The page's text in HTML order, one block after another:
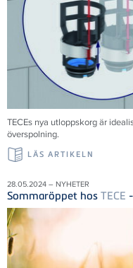
TECEs nya utloppskorg är
överspolning.
LÄS ARTIKELN
28.05.2024 – NYHETER
Sommaröppet hos TECE